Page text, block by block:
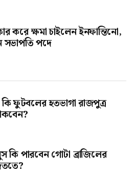
করে ক্ষমা চাইলেন ইনফান্তিনো,
সভাপতি পদে
কি ফুটবলের হতভাগা রাজপুত্র
কি পারবেন গোটা ব্রাজিলের